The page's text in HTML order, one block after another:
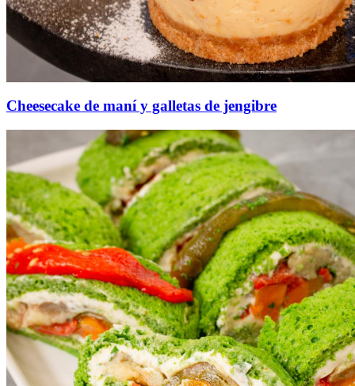
Cheesecake de maní y galletas de jengibre